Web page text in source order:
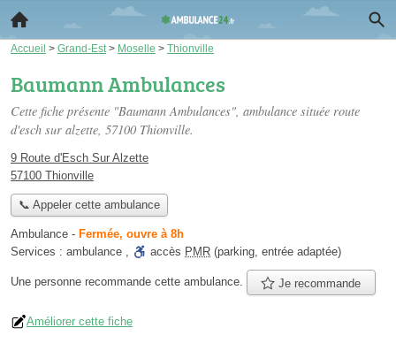
Accueil > Grand-Est > Moselle > Thionville
Baumann Ambulances
Cette fiche présente "Baumann Ambulances", ambulance située route
d'esch sur alzette, 57100 Thionville.
9 Route d'Esch Sur Alzette
57100 Thionville
📞 Appeler cette ambulance
Ambulance - Fermée, ouvre à 8h
Services : ambulance , accès PMR (parking, entrée adaptée)
Une personne recommande cette ambulance. Je recommande
Améliorer cette fiche